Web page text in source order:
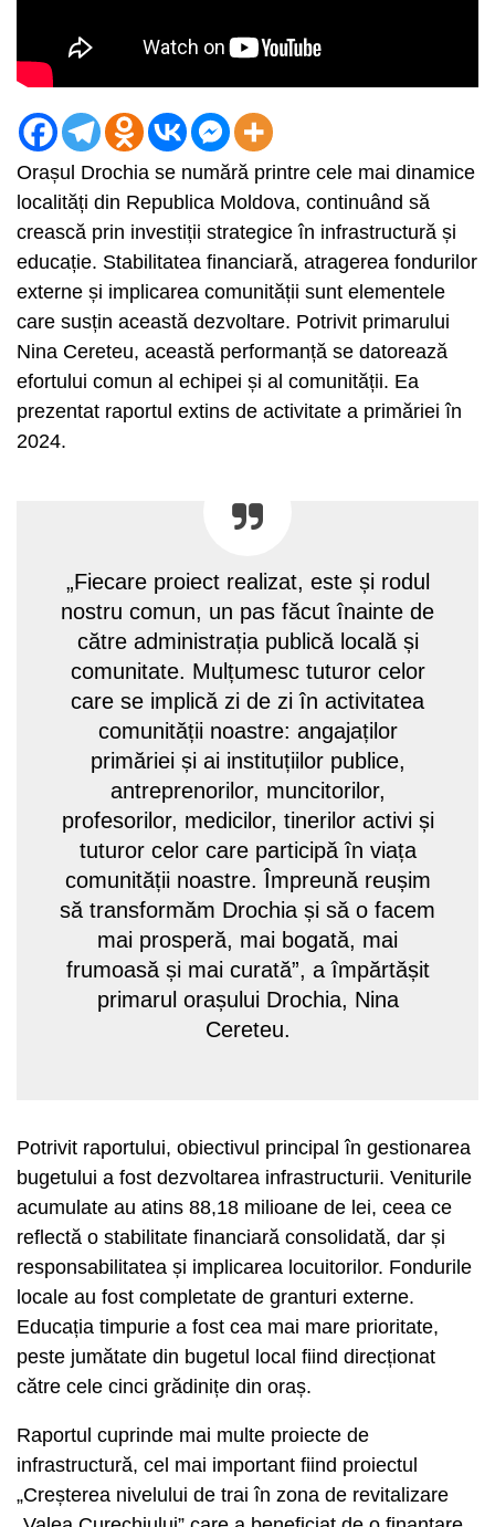
Orașul Drochia se numără printre cele mai dinamice
localități din Republica Moldova, continuând să
crească prin investiții strategice în infrastructură și
educație. Stabilitatea financiară, atragerea fondurilor
externe și implicarea comunității sunt elementele
care susțin această dezvoltare. Potrivit primarului
Nina Cereteu, această performanță se datorează
efortului comun al echipei și al comunității. Ea
prezentat raportul extins de activitate a primăriei în
2024.
„Fiecare proiect realizat, este și rodul
nostru comun, un pas făcut înainte de
către administrația publică locală și
comunitate. Mulțumesc tuturor celor
care se implică zi de zi în activitatea
comunității noastre: angajaților
primăriei și ai instituțiilor publice,
antreprenorilor, muncitorilor,
profesorilor, medicilor, tinerilor activi și
tuturor celor care participă în viața
comunității noastre. Împreună reușim
să transformăm Drochia și să o facem
mai prosperă, mai bogată, mai
frumoasă și mai curată”, a împărtășit
primarul orașului Drochia, Nina
Cereteu.
Potrivit raportului, obiectivul principal în gestionarea
bugetului a fost dezvoltarea infrastructurii. Veniturile
acumulate au atins 88,18 milioane de lei, ceea ce
reflectă o stabilitate financiară consolidată, dar și
responsabilitatea și implicarea locuitorilor. Fondurile
locale au fost completate de granturi externe.
Educația timpurie a fost cea mai mare prioritate,
peste jumătate din bugetul local fiind direcționat
către cele cinci grădinițe din oraș.
Raportul cuprinde mai multe proiecte de
infrastructură, cel mai important fiind proiectul
„Creșterea nivelului de trai în zona de revitalizare